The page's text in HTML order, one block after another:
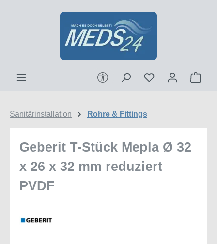
Zum Hauptinhalt springen
Werkzeugleiste anzeigen
Sanitärinstallation Rohre & Fittings
Geberit T-Stück Mepla Ø 32
x 26 x 32 mm reduziert
PVDF